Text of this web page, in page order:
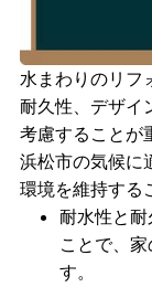
水まわりのリフ
耐久性、デザイ
考慮することが
浜松市の気候に
環境を維持する
耐水性と
ことで、
す。